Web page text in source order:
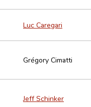
Luc Caregari
Grégory Cimatti
Jeff Schinker